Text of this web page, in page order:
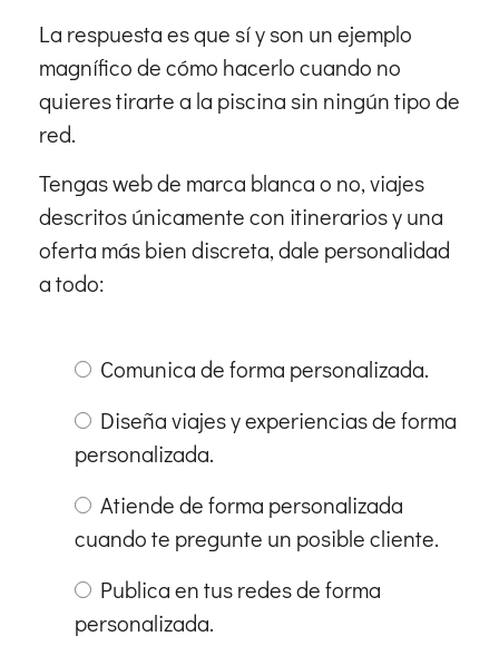
La respuesta es que sí y son un ejemplo
magnífico de cómo hacerlo cuando no
quieres tirarte a la piscina sin ningún tipo de
red.
Tengas web de marca blanca o no, viajes
descritos únicamente con itinerarios y una
oferta más bien discreta, dale personalidad
a todo:
Comunica de forma personalizada.
Diseña viajes y experiencias de forma
personalizada.
Atiende de forma personalizada
cuando te pregunte un posible cliente.
Publica en tus redes de forma
personalizada.